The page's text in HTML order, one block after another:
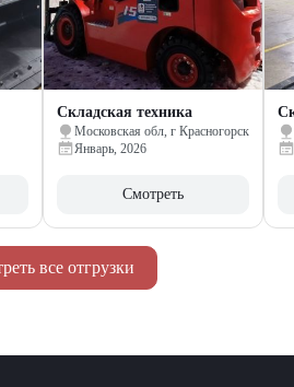
все отгрузки
Складская техника
Московская обл, г Красногорск
Январь, 2026
Смотреть